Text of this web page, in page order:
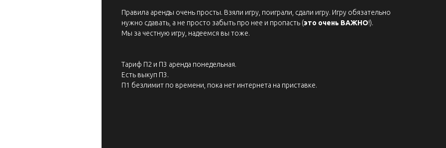
Правила аренды очень просты. Взяли игру, поиграли, сдали игру. Игру обязательно
нужно сдавать, а не просто забыть про нее и пропасть (это очень ВАЖНО!).
Мы за честную игру, надеемся вы тоже.
Тариф П2 и П3 аренда понедельная.
Есть выкуп П3.
П1 безлимит по времени, пока нет интернета на приставке.